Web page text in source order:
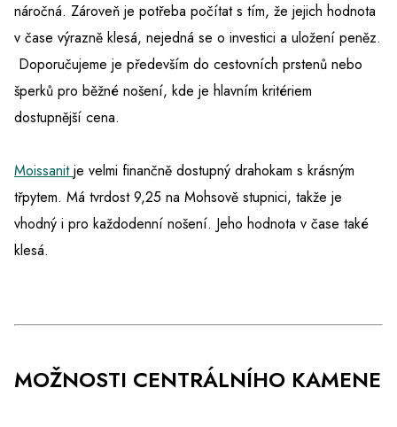
náročná. Zároveň je potřeba počítat s tím, že jejich hodnota
v čase výrazně klesá, nejedná se o investici a uložení peněz.
Doporučujeme je především do cestovních prstenů nebo
šperků pro běžné nošení, kde je hlavním kritériem
dostupnější cena.
Moissanit je velmi finančně dostupný drahokam s krásným
třpytem. Má tvrdost 9,25 na Mohsově stupnici, takže je
vhodný i pro každodenní nošení. Jeho hodnota v čase také
klesá.
MOŽNOSTI CENTRÁLNÍHO KAMENE